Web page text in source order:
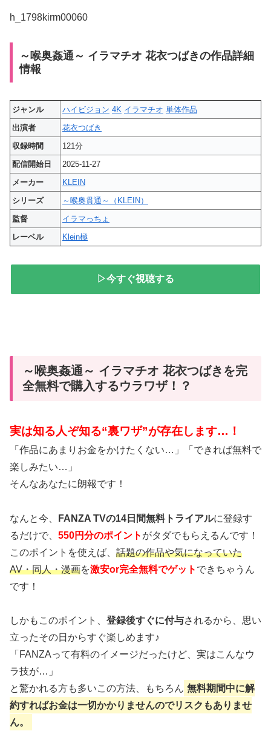
h_1798kirm00060
～喉奥姦通～ イラマチオ 花衣つばきの作品詳細
情報
ジャンル ハイビジョン 4K イラマチオ 単体作品
出演者
花衣つばき
収録時間
121分
配信開始日
2025-11-27
メーカー
KLEIN
シリーズ
～喉奥貫通～（KLEIN）
監督
イラマっちょ
レーベル
Klein極
▷今すぐ視聴する
～喉奥姦通～ イラマチオ 花衣つばきを完
全無料で購入するウラワザ！？
実は知る人ぞ知る“裏ワザ”が存在します…！
「作品にあまりお金をかけたくない…」「できれば無料で
楽しみたい…」
そんなあなたに朗報です！
なんと今、 FANZA TVの14日間無料トライアルに登録す
るだけで、 550円分のポイント がタダでもらえるんです！
このポイントを使えば、 話題の作品や気になっていた
AV・同人・漫画を激安or完全無料でゲット できちゃうん
です！
しかもこのポイント、 登録後すぐに付与されるから、思い
立ったその日からすぐ楽しめます♪
「FANZAって有料のイメージだったけど、実はこんなウ
ラ技が…」
と驚かれる方も多いこの方法、もちろん 無料期間中に解
約すればお金は一切かかりませんのでリスクもありませ
ん。